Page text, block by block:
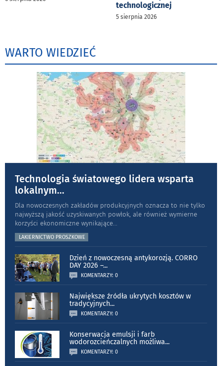
technologicznej
5 sierpnia 2026
WARTO WIEDZIEĆ
Technologia światowego lidera wsparta
lokalnym...
Dla nowoczesnych zakładów produkcyjnych oznacza to nie tylko
najwyższą jakość uzyskiwanych powłok, ale również wymierne
korzyści ekonomiczne wynikające...
LAKIERNICTWO PROSZKOWE
Dzień z nowoczesną antykorozją. CORRO
DAY 2026 –...
KOMENTARZY: 0
Największe źródła ukrytych kosztów w
tradycyjnych...
KOMENTARZY: 0
Konserwacja emulsji i farb
wodorozcieńczalnych możliwa...
KOMENTARZY: 0